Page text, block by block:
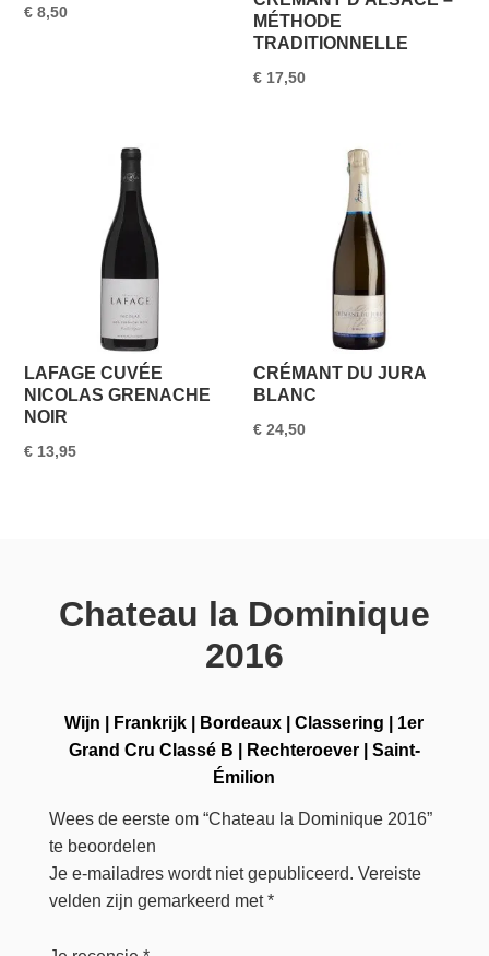
€ 8,50
MÉTHODE
TRADITIONNELLE
€ 17,50
LAFAGE CUVÉE
NICOLAS GRENACHE
NOIR
€ 13,95
CRÉMANT DU JURA
BLANC
€ 24,50
Chateau la Dominique
2016
Wijn Frankrijk Bordeaux |Classering
1er
Grand Cru Classé B
Rechteroever| Saint-
Émilion
Wees de eerste om “Chateau la Dominique 2016”
te beoordelen
Je e-mailadres wordt niet gepubliceerd. Vereiste
velden zijn gemarkeerd met*